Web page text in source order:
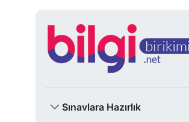
Sınavlara Hazırlık